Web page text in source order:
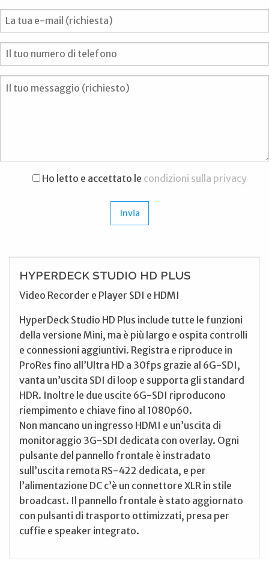
Ho letto e accettato le condizioni sulla privacy
HYPERDECK STUDIO HD PLUS
Video Recorder e Player SDI e HDMI
HyperDeck Studio HD Plus include tutte le funzioni
della versione Mini, ma è più largo e ospita controlli
e connessioni aggiuntivi. Registra e riproduce in
ProRes fino all’Ultra HD a 30fps grazie al 6G-SDI,
vanta un’uscita SDI di loop e supporta gli standard
HDR. Inoltre le due uscite 6G-SDI riproducono
riempimento e chiave fino al 1080p60.
Non mancano un ingresso HDMI e un’uscita di
monitoraggio 3G-SDI dedicata con overlay. Ogni
pulsante del pannello frontale è instradato
sull’uscita remota RS-422 dedicata, e per
l’alimentazione DC c’è un connettore XLR in stile
broadcast. Il pannello frontale è stato aggiornato
con pulsanti di trasporto ottimizzati, presa per
cuffie e speaker integrato.